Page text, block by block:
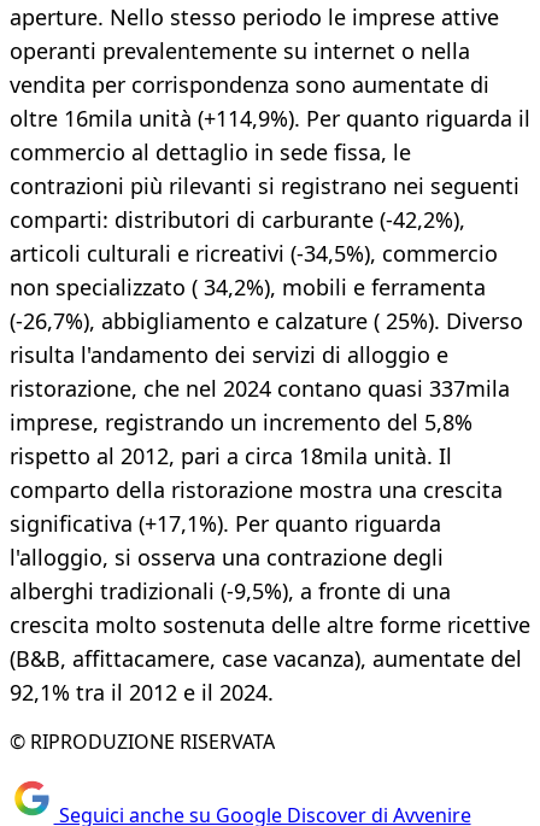
aperture. Nello stesso periodo le imprese attive
operanti prevalentemente su internet o nella
vendita per corrispondenza sono aumentate di
oltre 16mila unità (+114,9%). Per quanto riguarda il
commercio al dettaglio in sede fissa, le
contrazioni più rilevanti si registrano nei seguenti
comparti: distributori di carburante (-42,2%),
articoli culturali e ricreativi (-34,5%), commercio
non specializzato ( 34,2%), mobili e ferramenta
(-26,7%), abbigliamento e calzature ( 25%). Diverso
risulta l'andamento dei servizi di alloggio e
ristorazione, che nel 2024 contano quasi 337mila
imprese, registrando un incremento del 5,8%
rispetto al 2012, pari a circa 18mila unità. Il
comparto della ristorazione mostra una crescita
significativa (+17,1%). Per quanto riguarda
l'alloggio, si osserva una contrazione degli
alberghi tradizionali (-9,5%), a fronte di una
crescita molto sostenuta delle altre forme ricettive
(B&B, affittacamere, case vacanza), aumentate del
92,1% tra il 2012 e il 2024.
© RIPRODUZIONE RISERVATA
Seguici anche su Google Discover di Avvenire